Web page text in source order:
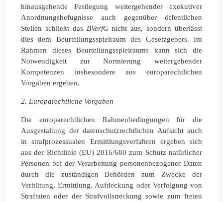
hinausgehende Festlegung weitergehender exekutiver
Anordnungsbefugnisse auch gegenüber öffentlichen
Stellen schließt das BVerfGnicht aus, sondern überlässt
dies dem Beurteilungsspielraum des Gesetzgebers. Im
Rahmen dieses Beurteilungsspielraums kann sich die
Notwendigkeit zur Normierung weitergehender
Kompetenzen insbesondere aus europarechtlichen
Vorgaben ergeben.
2. Europarechtliche Vorgaben
Die europarechtlichen Rahmenbedingungen für die
Ausgestaltung der datenschutzrechtlichen Aufsicht auch
in strafprozessualen Ermittlungsverfahren ergeben sich
aus der Richtlinie (EU) 2016/680 zum Schutz natürlicher
Personen bei der Verarbeitung personenbezogener Daten
durch die zuständigen Behörden zum Zwecke der
Verhütung, Ermittlung, Aufdeckung oder Verfolgung von
Straftaten oder der Strafvollstreckung sowie zum freien